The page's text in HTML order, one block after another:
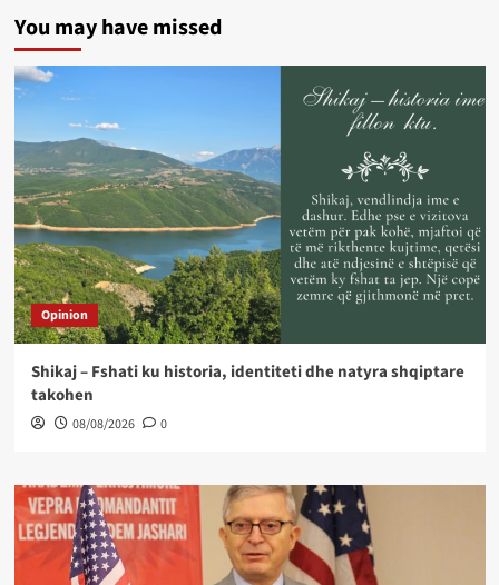
You may have missed
Opinion
Shikaj – Fshati ku historia, identiteti dhe natyra shqiptare
takohen
08/08/2026 0